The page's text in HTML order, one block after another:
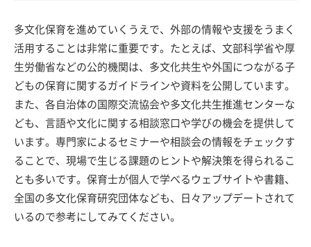
多文化保育を進めていくうえで、外部の情報や支援をうまく
活用することは非常に重要です。たとえば、文部科学省や厚
生労働省などの公的機関は、多文化共生や外国につながる子
どもの保育に関するガイドラインや資料を公開しています。
また、各自治体の国際交流協会や多文化共生推進センターな
ども、言語や文化に関する相談窓口や学びの機会を提供して
います。専門家によるセミナーや相談会の情報をチェックす
ることで、現場で生じる課題のヒントや解決策を得られるこ
とも多いです。保育士が個人で学べるウェブサイトや書籍、
全国の多文化保育研究団体なども、日々アップデートされて
いるので参考にしてみてください。